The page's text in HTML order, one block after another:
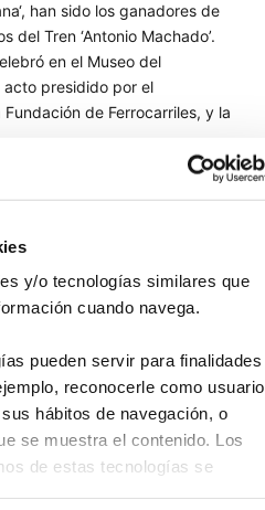
y/o tecnologías similares que
cuando navega.
pueden servir para finalidades
reconocerle como
hábitos de navegación, o
se muestra el contenido. Los
de estas tecnologías se
han sido los ganadores de
del Tren ‘Antonio Machado’.
en el Museo del
acto presidido por el
de Ferrocarriles, y la
enmarca en las actividades
del primer ferrocarril
Mataró, que tuvo lugar el 28
este hito histórico
un Premio Especial 175 años
ha sido para Pedro Flores del
Ha recibido el segundo
Gurrera Martínez, por ‘Billete